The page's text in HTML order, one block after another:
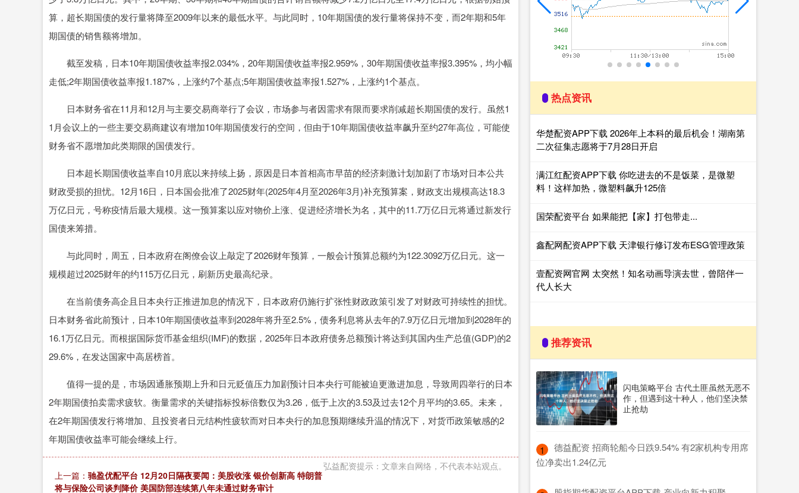
算，超长期国债的发行量将降至2009年以来的最低水平。与此同时，10年期国债的发行量将保持不变，而2年期和5年
期国债的销售额将增加。
截至发稿，日本10年期国债收益率报2.034%，20年期国债收益率报2.959%，30年期国债收益率报3.395%，均小幅
走低;2年期国债收益率报1.187%，上涨约7个基点;5年期国债收益率报1.527%，上涨约1个基点。
日本财务省在11月和12月与主要交易商举行了会议，市场参与者因需求有限而要求削减超长期国债的发行。虽然1
1月会议上的一些主要交易商建议有增加10年期国债发行的空间，但由于10年期国债收益率飙升至约27年高位，可能使
财务省不愿增加此类期限的国债发行。
日本超长期国债收益率自10月底以来持续上扬，原因是日本首相高市早苗的经济刺激计划加剧了市场对日本公共
财政受损的担忧。12月16日，日本国会批准了2025财年(2025年4月至2026年3月)补充预算案，财政支出规模高达18.3
万亿日元，号称疫情后最大规模。这一预算案以应对物价上涨、促进经济增长为名，其中的11.7万亿日元将通过新发行
国债来筹措。
与此同时，周五，日本政府在阁僚会议上敲定了2026财年预算，一般会计预算总额约为122.3092万亿日元。这一
规模超过2025财年的约115万亿日元，刷新历史最高纪录。
在当前债务高企且日本央行正推进加息的情况下，日本政府仍施行扩张性财政政策引发了对财政可持续性的担忧。
日本财务省此前预计，日本10年期国债收益率到2028年将升至2.5%，债务利息将从去年的7.9万亿日元增加到2028年的
16.1万亿日元。而根据国际货币基金组织(IMF)的数据，2025年日本政府债务总额预计将达到其国内生产总值(GDP)的2
29.6%，在发达国家中高居榜首。
值得一提的是，市场因通胀预期上升和日元贬值压力加剧预计日本央行可能被迫更激进加息，导致周四举行的日本
2年期国债拍卖需求疲软。衡量需求的关键指标投标倍数仅为3.26，低于上次的3.53及过去12个月平均的3.65。未来，
在2年期国债发行将增加、且投资者日元结构性疲软而对日本央行的加息预期继续升温的情况下，对货币政策敏感的2
年期国债收益率可能会继续上行。
弘益配资提示：文章来自网络，不代表本站观点。
上一篇： 驰盈优配平台 12月20日隔夜要闻：美股收涨 银价创新高 特朗普
将与保险公司谈判降价 美国防部连续第八年未通过财务审计
热点资讯
华楚配资APP下载 2026年上本科的最后机会！湖南第
二次征集志愿将于7月28日开启
满江红配资APP下载 你吃进去的不是饭菜，是微塑
料！这样加热，微塑料飙升125倍
国荣配资平台 如果能把【家】打包带走...
鑫配网配资APP下载 天津银行修订发布ESG管理政策
壹配资网官网 太突然！知名动画导演去世，曾陪伴一
代人长大
推荐资讯
闪电策略平台 古代土匪虽然无恶不
作，但遇到这十种人，他们坚决禁
止抢劫
1
​德益配资 招商轮船今日跌9.54% 有2家机构专用席
位净卖出1.24亿元